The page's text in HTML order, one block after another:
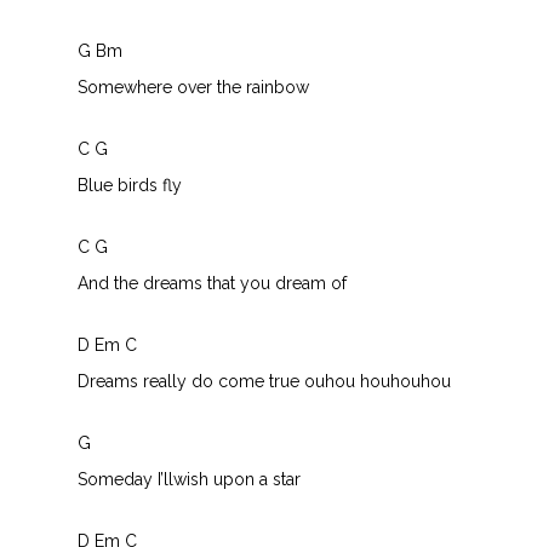
G Bm
Somewhere over the rainbow
C G
Blue birds fly
C G
And the dreams that you dream of
D Em C
Dreams really do come true ouhou houhouhou
G
Someday I’llwish upon a star
D Em C